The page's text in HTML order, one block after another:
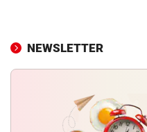
NEWSLETTER